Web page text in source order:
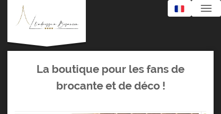
La boutique pour les fans de
brocante et de déco !